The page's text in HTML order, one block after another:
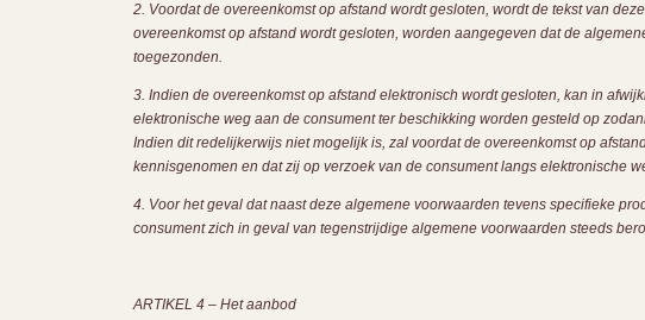
2. Voordat de overeenkomst op afstand wordt gesloten, wordt de tekst van
overeenkomst op afstand wordt gesloten, worden aangegeven dat de
toegezonden.
3. Indien de overeenkomst op afstand elektronisch wordt gesloten, kan in
elektronische weg aan de consument ter beschikking worden gesteld op
Indien dit redelijkerwijs niet mogelijk is, zal voordat de overeenkomst op
kennisgenomen en dat zij op verzoek van de consument langs elektronische
4. Voor het geval dat naast deze algemene voorwaarden tevens specifieke
consument zich in geval van tegenstrijdige algemene voorwaarden steeds
ARTIKEL 4 – Het aanbod